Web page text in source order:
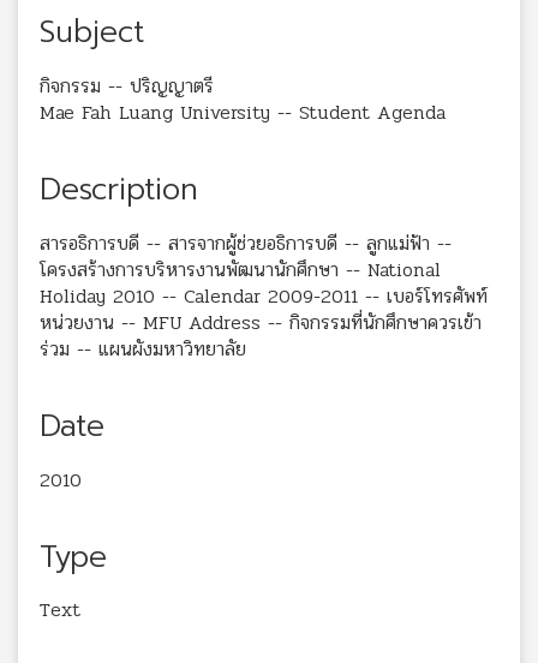
Subject
กิจกรรม -- ปริญญาตรี
Mae Fah Luang University -- Student Agenda
Description
สารอธิการบดี -- สารจากผู้ช่วยอธิการบดี -- ลูกแม่ฟ้า --
โครงสร้างการบริหารงานพัฒนานักศึกษา -- National
Holiday 2010 -- Calendar 2009-2011 -- เบอร์โทรศัพท์
หน่วยงาน -- MFU Address -- กิจกรรมที่นักศึกษาควรเข้า
ร่วม -- แผนผังมหาวิทยาลัย
Date
2010
Type
Text